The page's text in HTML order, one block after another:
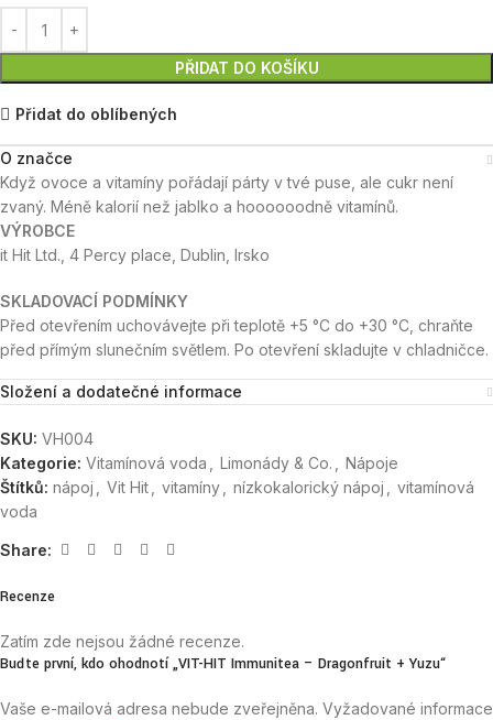
PŘIDAT DO KOŠÍKU
Přidat do oblíbených
O značce
Když ovoce a vitamíny pořádají párty v tvé puse, ale cukr není
zvaný. Méně kalorií než jablko a hoooooodně vitamínů.
VÝROBCE
it Hit Ltd., 4 Percy place, Dublin, Irsko
SKLADOVACÍ PODMÍNKY
Před otevřením uchovávejte při teplotě +5 °C do +30 °C, chraňte
před přímým slunečním světlem. Po otevření skladujte v chladničce.
Složení a dodatečné informace
SKU: VH004
Kategorie: Vitamínová voda Limonády & Co.
Nápoje
Štítků: nápoj Vit Hit vitamíny nízkokalorický nápoj
vitamínová
voda
Share:
Recenze
Zatím zde nejsou žádné recenze.
Buďte první, kdo ohodnotí „VIT-HIT Immunitea – Dragonfruit + Yuzu“
Vaše e-mailová adresa nebude zveřejněna. Vyžadované informace